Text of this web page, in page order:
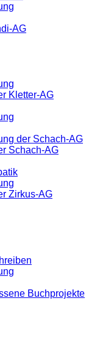
AG
Kletter-AG
der Schach-AG
Schach-AG
Zirkus-AG
Buchprojekte